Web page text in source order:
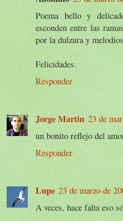
Poema bello y
esconden entre las
por la dulzura y
Felicidades.
Responder
Jorge Martin 23 de
un bonito reflejo del
Responder
Lupe 23 de marzo de
A veces, hace falta eso